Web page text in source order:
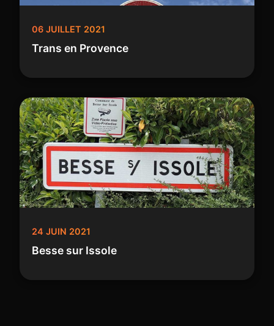
06 JUILLET 2021
Trans en Provence
24 JUIN 2021
Besse sur Issole